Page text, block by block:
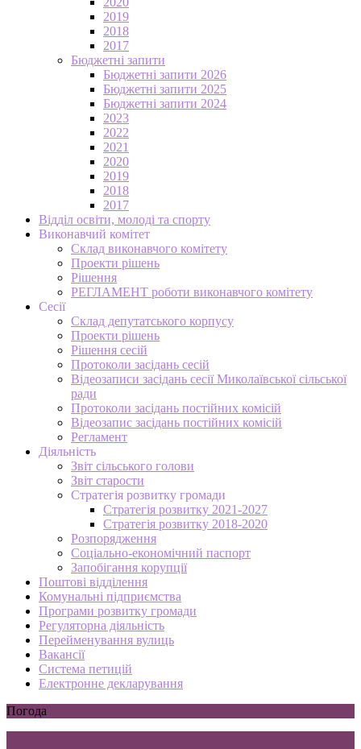
2019
2018
2017
Бюджетні запити
Бюджетні запити 2026
Бюджетні запити 2025
Бюджетні запити 2024
2023
2022
2021
2020
2019
2018
2017
Відділ освіти, молоді та спорту
Виконавчий комітет
Склад виконавчого комітету
Проекти рішень
Рішення
РЕГЛАМЕНТ роботи виконавчого комітету
Сесії
Склад депутатського корпусу
Проекти рішень
Рішення сесій
Протоколи засідань сесій
Відеозаписи засідань сесії Миколаївської сільської
ради
Протоколи засідань постійних комісій
Відеозапис засідань постійних комісій
Регламент
Діяльність
Звіт сільського голови
Звіт старости
Стратегія розвитку громади
Стратегія розвитку 2021-2027
Стратегія розвитку 2018-2020
Розпорядження
Соціально-економічний паспорт
Запобігання корупції
Поштові відділення
Комунальні підприємства
Програми розвитку громади
Регуляторна діяльність
Перейменування вулиць
Вакансії
Система петицій
Електронне декларування
Погода